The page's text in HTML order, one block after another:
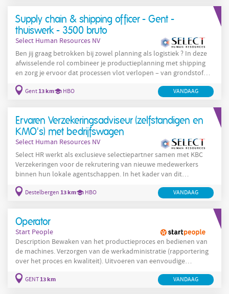
productinformatiefiche Je gebruikt 2D
Supply chain & shipping officer - Gent -
thuiswerk - 3500 bruto
Select Human Resources NV
Ben jij graag betrokken bij zowel planning als logistiek ? In deze
afwisselende rol combineer je productieplanning met shipping
en zorg je ervoor dat processen vlot verlopen – van grondstof
tot levering bij de klant. Wat ga je doen? Je maakt
productieorders aan en bewaakt de voortgang binnen het
bestelt grondstoffen op basis van noden en
Gent13 km HBO VANDAAG
Ervaren Verzekeringsadviseur (zelfstandigen en
KMO's) met bedrijfswagen
Select Human Resources NV
Select HR werkt als exclusieve selectiepartner samen met KBC
Verzekeringen voor de rekrutering van nieuwe medewerkers
binnen hun lokale agentschappen. In het kader van dit
partnership voeren wij de volledige zoektocht naar geschikte
kandidaten en publiceren wij deze vacatures in naam van KBC
klantenportefeuille, dit voor de regio Destelbergen-Gent. Je
onderhoudt
Destelbergen 13 km HBO VANDAAG
Operator
Start People
Description Bewaken van het productieproces en bedienen van
de machines. Verzorgen van de werkadministratie (rapportering
over het proces en kwaliteit). Uitvoeren van eenvoudige
preventieve onderhoudswerkzaamheden en melden van
storingen. Instellen en omstellen van de machine bij een
GENT13 km VANDAAG